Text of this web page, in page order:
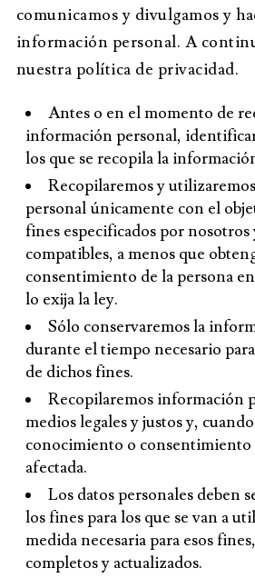
comunicamos y divulgamos y
información personal. A
nuestra política de privacidad.
Antes o en el momento de
información personal,
los que se recopila la
Recopilaremos y
personal únicamente con el
fines especificados por
compatibles, a menos que
consentimiento de la persona
lo exija la ley.
Sólo conservaremos la
durante el tiempo necesario
de dichos fines.
Recopilaremos información
medios legales y justos y,
conocimiento o consentimiento
afectada.
Los datos personales deben
los fines para los que se van a
medida necesaria para esos
completos y actualizados.